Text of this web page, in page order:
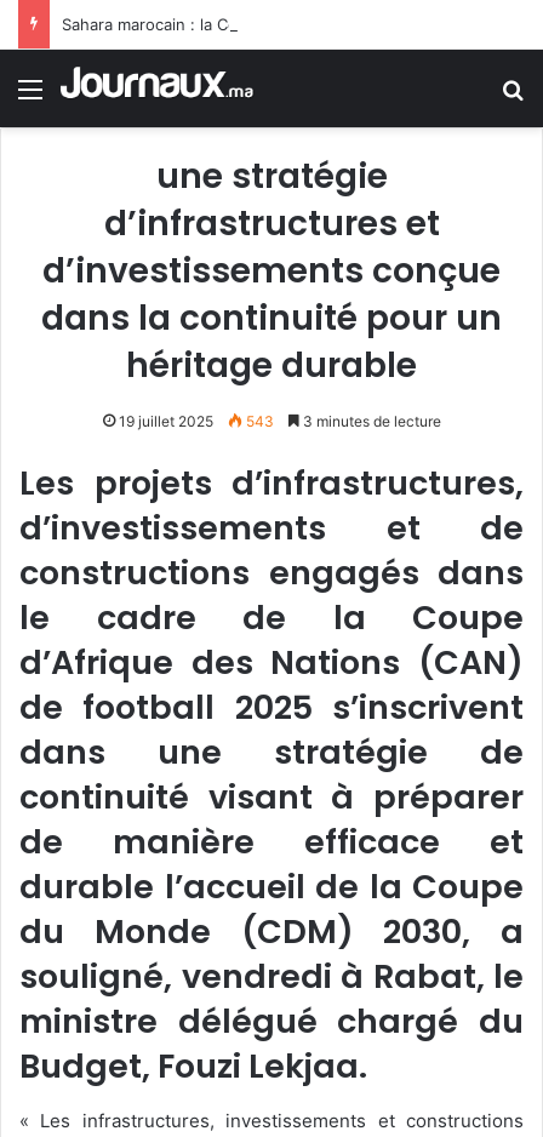
Menu
une stratégie
d’infrastructures et
d’investissements conçue
dans la continuité pour un
héritage durable
19 juillet 2025 543 3 minutes de lecture
Les projets d’infrastructures,
d’investissements et de
constructions engagés dans
le cadre de la Coupe
d’Afrique des Nations (CAN)
de football 2025 s’inscrivent
dans une stratégie de
continuité visant à préparer
de manière efficace et
durable l’accueil de la Coupe
du Monde (CDM) 2030, a
souligné, vendredi à Rabat, le
ministre délégué chargé du
Budget, Fouzi Lekjaa.
« Les infrastructures, investissements et constructions